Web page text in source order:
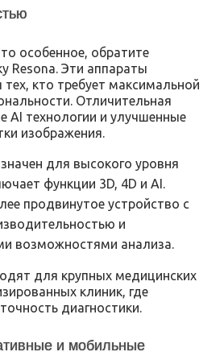
особенное, обратите
Resona. Эти аппараты
кто требует максимальной
Отличительная
AI технологии и улучшенные
изображения.
для высокого уровня
функции 3D, 4D и AI.
продвинутое устройство с
и
возможностями анализа.
для крупных медицинских
клиник, где
диагностики.
и мобильные